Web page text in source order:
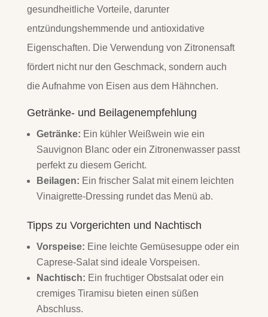
gesundheitliche Vorteile, darunter
entzündungshemmende und antioxidative
Eigenschaften. Die Verwendung von Zitronensaft
fördert nicht nur den Geschmack, sondern auch
die Aufnahme von Eisen aus dem Hähnchen.
Getränke- und Beilagenempfehlung
Getränke: Ein kühler Weißwein wie ein
Sauvignon Blanc oder ein Zitronenwasser passt
perfekt zu diesem Gericht.
Beilagen: Ein frischer Salat mit einem leichten
Vinaigrette-Dressing rundet das Menü ab.
Tipps zu Vorgerichten und Nachtisch
Vorspeise: Eine leichte Gemüsesuppe oder ein
Caprese-Salat sind ideale Vorspeisen.
Nachtisch: Ein fruchtiger Obstsalat oder ein
cremiges Tiramisu bieten einen süßen
Abschluss.